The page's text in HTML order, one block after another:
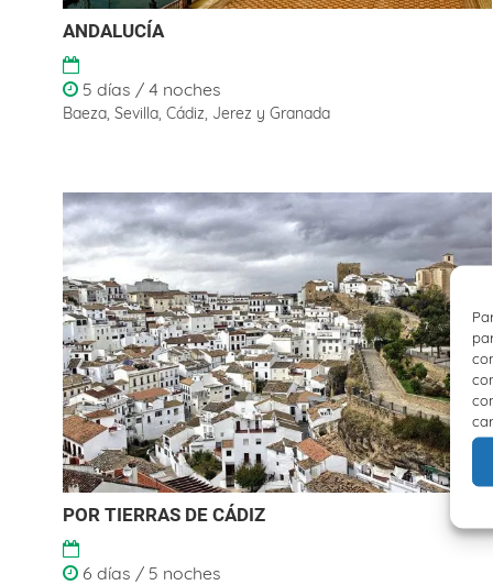
ANDALUCÍA
5 días / 4 noches
Baeza, Sevilla, Cádiz, Jerez y Granada
POR TIERRAS DE CÁDIZ
6 días / 5 noches